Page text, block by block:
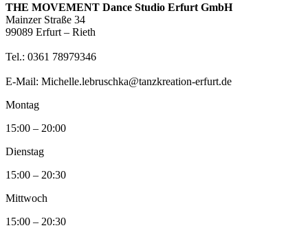
THE MOVEMENT Dance Studio Erfurt GmbH
Mainzer Straße 34
99089 Erfurt – Rieth
Tel.: 0361 78979346
E-Mail: Michelle.lebruschka@tanzkreation-erfurt.de
Montag
15:00 – 20:00
Dienstag
15:00 – 20:30
Mittwoch
15:00 – 20:30